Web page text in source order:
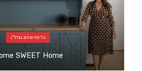
כל מה שחם בנדל"ן
SWEET Home